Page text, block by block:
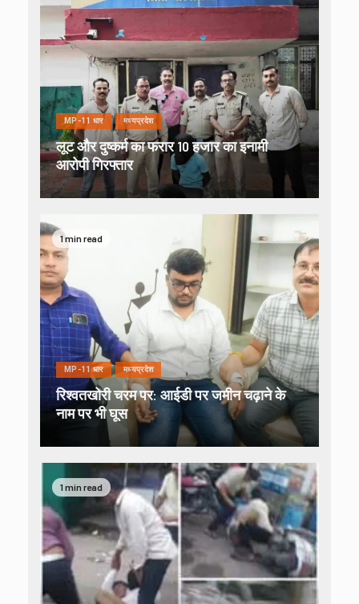
MP-11 धार मध्यप्रदेश
लूट और दुष्कर्म का फरार 10 हजार का इनामी
आरोपी गिरफ्तार
1 min read
MP-11 धार मध्यप्रदेश
रिश्वतखोरी चरम पर: आईडी पर जमीन चढ़ाने के
नाम पर भी घूस
1 min read